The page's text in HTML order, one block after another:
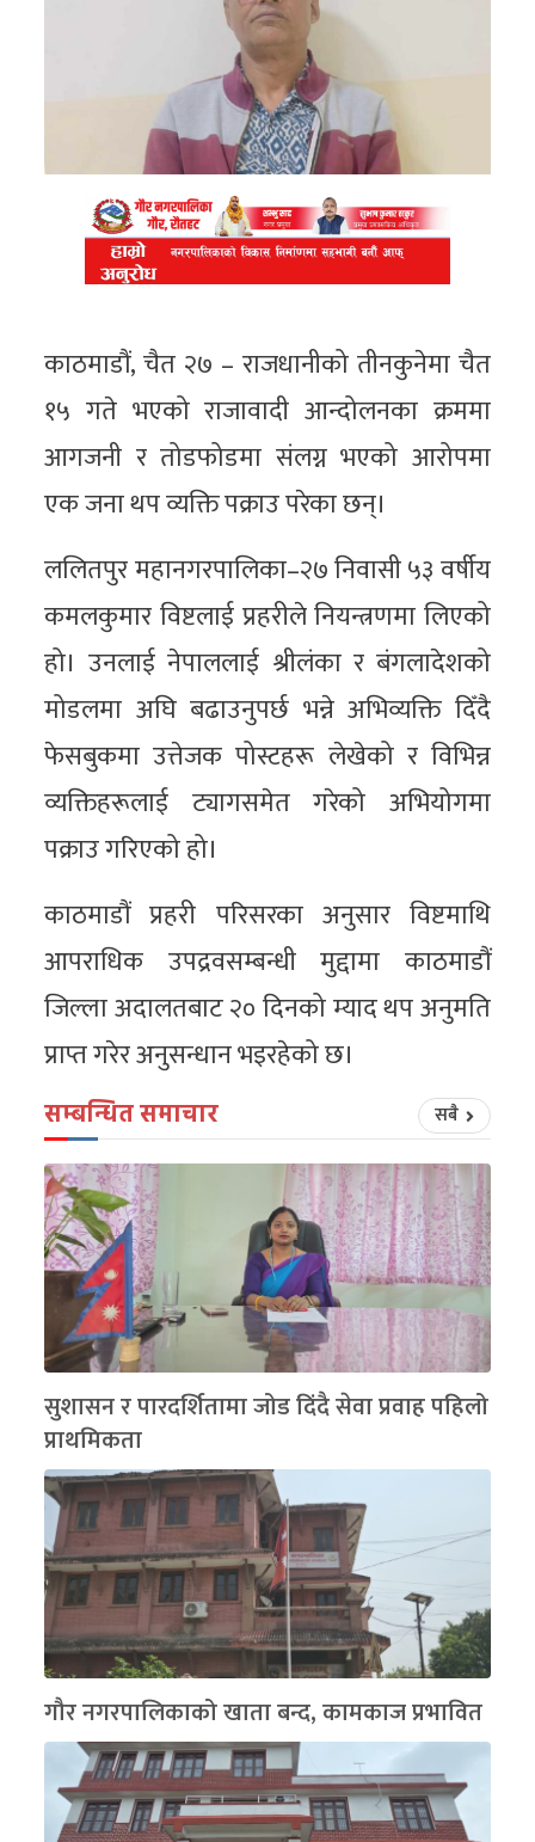
काठमाडौं, चैत २७ – राजधानीको तीनकुनेमा चैत
१५ गते भएको राजावादी आन्दोलनका क्रममा
आगजनी र तोडफोडमा संलग्न भएको आरोपमा
एक जना थप व्यक्ति पक्राउ परेका छन्।
ललितपुर महानगरपालिका–२७ निवासी ५३ वर्षीय
कमलकुमार विष्टलाई प्रहरीले नियन्त्रणमा लिएको
हो। उनलाई नेपाललाई श्रीलंका र बंगलादेशको
मोडलमा अघि बढाउनुपर्छ भन्ने अभिव्यक्ति दिँदै
फेसबुकमा उत्तेजक पोस्टहरू लेखेको र विभिन्न
व्यक्तिहरूलाई ट्यागसमेत गरेको अभियोगमा
पक्राउ गरिएको हो।
काठमाडौं प्रहरी परिसरका अनुसार विष्टमाथि
आपराधिक उपद्रवसम्बन्धी मुद्दामा काठमाडौं
जिल्ला अदालतबाट २० दिनको म्याद थप अनुमति
प्राप्त गरेर अनुसन्धान भइरहेको छ।
सम्बन्धित समाचार सबै
सुशासन र पारदर्शितामा जोड दिंदै सेवा प्रवाह पहिलो
प्राथमिकता
गौर नगरपालिकाको खाता बन्द, कामकाज प्रभावित